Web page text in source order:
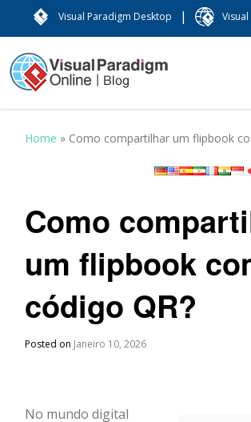
Visual Paradigm Desktop |
Home » Como compartilhar um flipbook
Como
um flipbook
código QR?
Posted on Janeiro 10, 2026
No mundo digital